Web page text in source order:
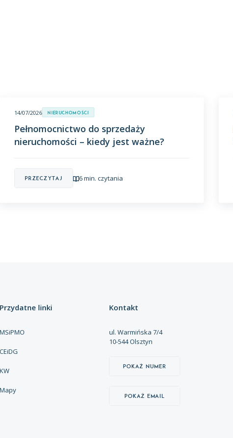
14/07/2026 Nieruchomości
Pełnomocnictwo do sprzedaży
nieruchomości – kiedy jest ważne?
Przeczytaj 6 min. czytania
Przydatne linki
MSiPMO
CEiDG
KW
Mapy
Kontakt
ul. Warmińska 7/4
10-544 Olsztyn
Pokaż numer
Pokaż email